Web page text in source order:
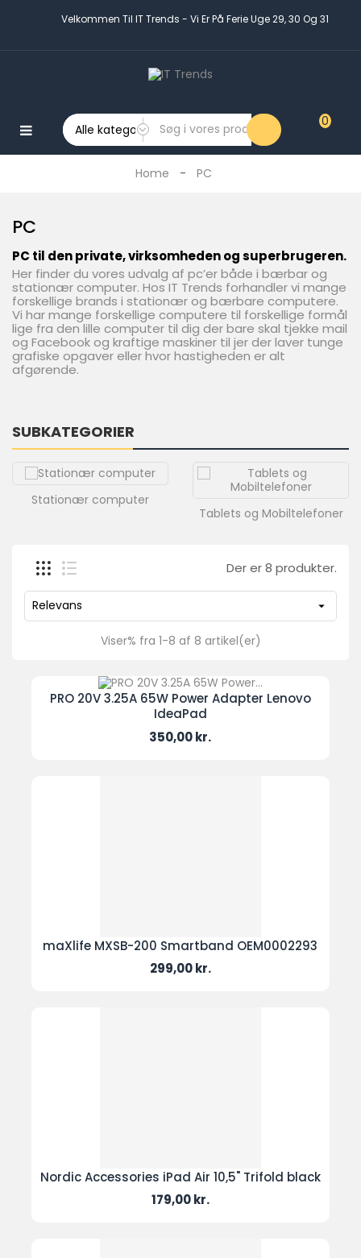
Velkommen Til IT Trends - Vi Er På Ferie Uge 29, 30 Og 31
0
MENU
Udstyr
Mobil
Og
Tablet
Tilbehør
Gaming
PC
Tilbud
ønskeliste
(0)
Sammenligne
Home PC
PC
PC til den private, virksomheden og superbrugeren.
Her finder du vores udvalg af pc’er både i bærbar og
stationær computer. Hos IT Trends forhandler vi mange
forskellige brands i stationær og bærbare computere.
Vi har mange forskellige computere til forskellige formål
lige fra den lille computer til dig der bare skal tjekke mail
og Facebook og kraftige maskiner til jer der laver tunge
grafiske opgaver eller hvor hastigheden er alt
afgørende.
SUBKATEGORIER
Stationær computer
Tablets og Mobiltelefoner
Der er 8 produkter.
Relevans 
Viser% fra 1-8 af 8 artikel(er)
PRO 20V 3.25A 65W Power Adapter Lenovo
IdeaPad
Pris
350,00 kr.
maXlife MXSB-200 Smartband OEM0002293
Pris
299,00 kr.
Nordic Accessories iPad Air 10,5" Trifold black
Pris
179,00 kr.